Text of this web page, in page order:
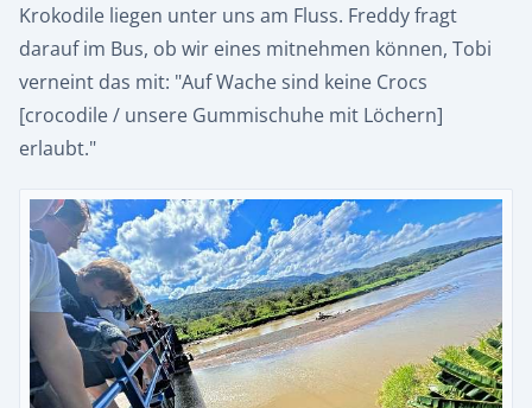
Krokodile liegen unter uns am Fluss. Freddy fragt
darauf im Bus, ob wir eines mitnehmen können, Tobi
verneint das mit: "Auf Wache sind keine Crocs
[crocodile / unsere Gummischuhe mit Löchern]
erlaubt."